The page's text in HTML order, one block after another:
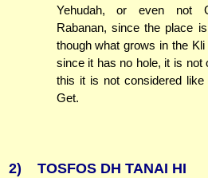
Yehudah, or even not
Rabanan, since the place
though what grows in the
since it has no hole, it is not
this it is not considered
Get.
2) TOSFOS DH TANAI HI